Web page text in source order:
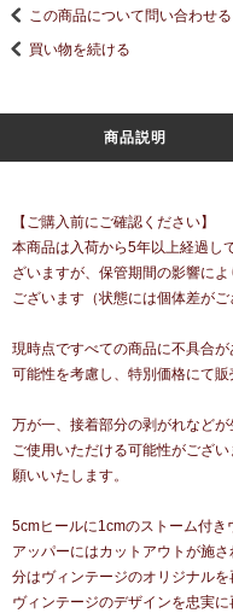
この商品について問い合わせる
買い物を続ける
商品説明
【ご購入前にご確認ください】
本商品は入荷から5年以上経過し
ざいますが、保管期間の影響に
ございます（状態には個体差がご
現時点ですべての商品に不具合
可能性を考慮し、特別価格にて販
万が一、接着部分の剥がれなど
ご使用いただける可能性がござ
願いいたします。
5cmヒールに1cmのストーム付き
アッパーにはカットアウトが施
分はヴィンテージのオリジナルを
ヴィンテージのデザインを忠実